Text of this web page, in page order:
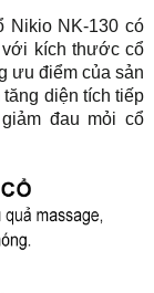
Nikio NK-130 có
kích thước cổ
ưu điểm của sản
diện tích tiếp
đau mỏi cổ